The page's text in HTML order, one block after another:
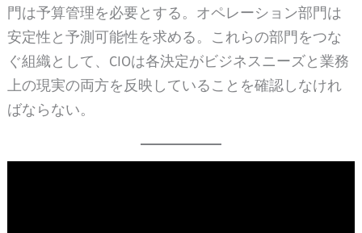
門は予算管理を必要とする。オペレーション部門は
安定性と予測可能性を求める。これらの部門をつな
ぐ組織として、CIOは各決定がビジネスニーズと業務
上の現実の両方を反映していることを確認しなけれ
ばならない。